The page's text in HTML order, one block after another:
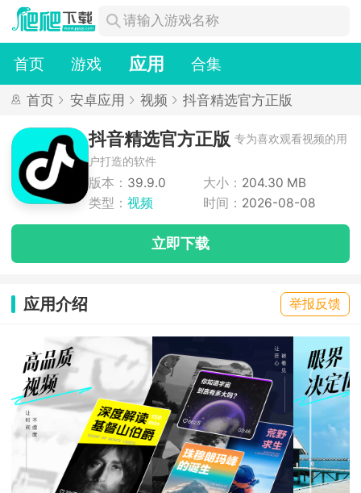
首页 游戏 应用 合集
首页 安卓应用 视频 抖音精选官方正版
抖音精选官方正版 专为喜欢观看视频的用
户打造的软件
版本： 39.9.0 大小： 204.30 MB
类型： 视频 时间： 2026-08-08
立即下载
应用介绍 举报反馈